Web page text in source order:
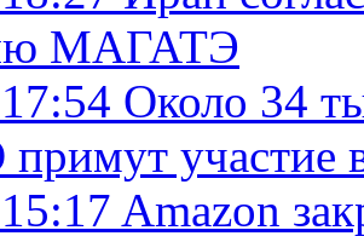
МАГАТЭ
Около 34
участие
Amazon